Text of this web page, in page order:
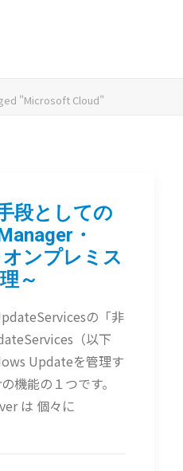
"Microsoft Cloud"
段としての
・
ンプレミス
～
の「非
（以下
Updateを管理す
機能の１つです。
は 個々に